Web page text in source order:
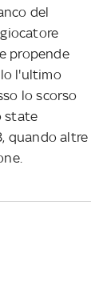
del
propende
l'ultimo
lo scorso
state
quando altre